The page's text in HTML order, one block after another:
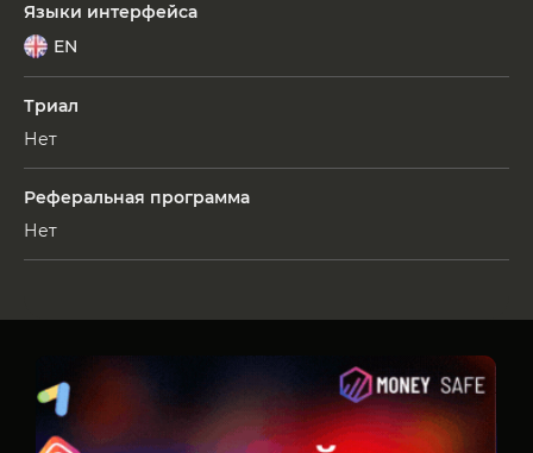
Языки интерфейса
EN
Триал
Нет
Реферальная программа
Нет